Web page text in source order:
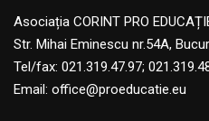
Asociația CORINT PRO
Str. Mihai Eminescu nr.54A,
Tel/fax: 021.319.47.97;
Email: office@proeducatie.eu